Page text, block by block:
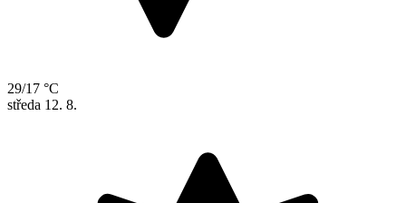
29/17 °C
středa 12. 8.